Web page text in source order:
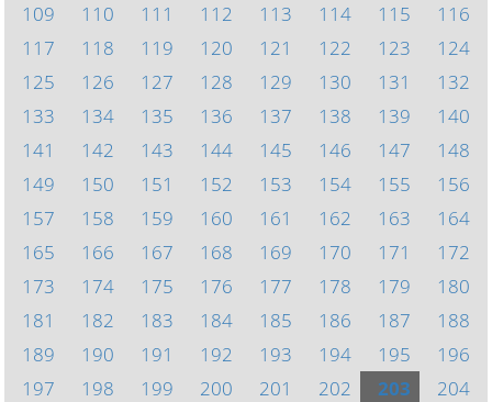
109
110 111 112 113 114 115
116
117
118 119 120 121 122 123
124
125
126 127 128 129 130 131
132
133
134 135 136 137 138 139
140
141
142 143 144 145 146 147
148
149
150 151 152 153 154 155
156
157
158 159 160 161 162 163
164
165
166 167 168 169 170 171
172
173
174 175 176 177 178 179
180
181
182 183 184 185 186 187
188
189
190 191 192 193 194 195
196
197
198 199 200 201 202 203
204